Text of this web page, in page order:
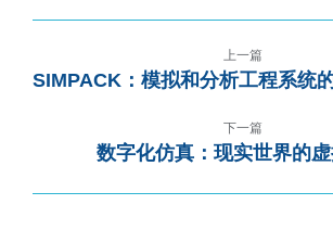
上一篇
SIMPACK：模拟和分析工程系统
下一篇
数字化仿真：现实世界的